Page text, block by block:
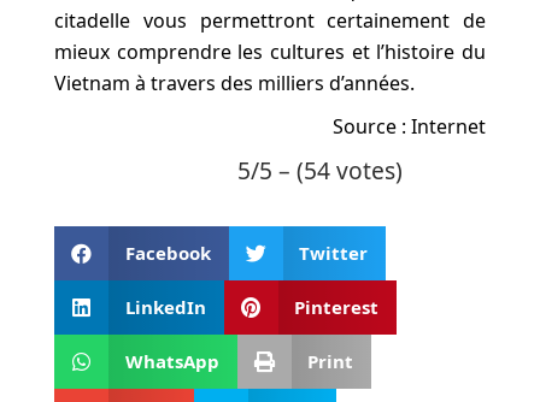
citadelle vous permettront certainement de
mieux comprendre les cultures et l’histoire du
Vietnam à travers des milliers d’années.
Source : Internet
5/5 – (54 votes)
Facebook Twitter
LinkedIn Pinterest
WhatsApp Print